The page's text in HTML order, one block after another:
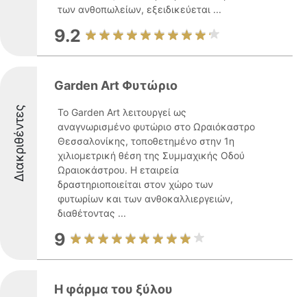
των ανθοπωλείων, εξειδικεύεται ...
9.2
Διακριθέντες
Garden Art Φυτώριο
Το Garden Art λειτουργεί ως
αναγνωρισμένο φυτώριο στο Ωραιόκαστρο
Θεσσαλονίκης, τοποθετημένο στην 1η
χιλιομετρική θέση της Συμμαχικής Οδού
Ωραιοκάστρου. Η εταιρεία
δραστηριοποιείται στον χώρο των
φυτωρίων και των ανθοκαλλιεργειών,
διαθέτοντας ...
9
Η φάρμα του ξύλου